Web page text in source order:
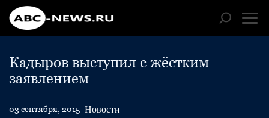
Кадыров выступил с жёстким
заявлением
03 сентября, 2015 Новости